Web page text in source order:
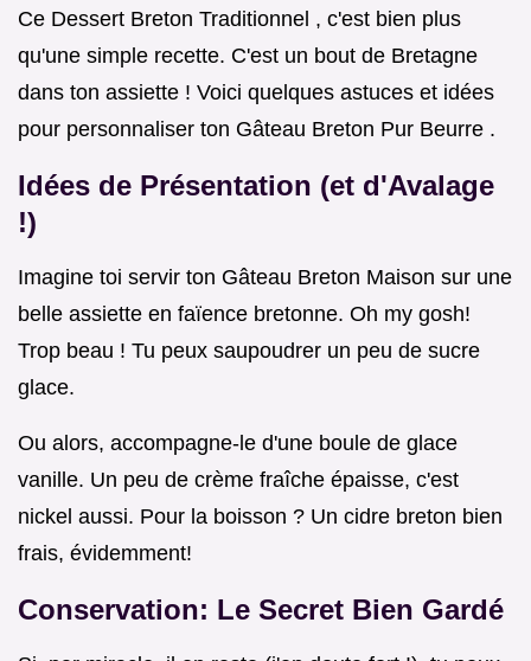
Ce Dessert Breton Traditionnel , c'est bien plus
qu'une simple recette. C'est un bout de Bretagne
dans ton assiette ! Voici quelques astuces et idées
pour personnaliser ton Gâteau Breton Pur Beurre .
Idées de Présentation (et d'Avalage
!)
Imagine toi servir ton Gâteau Breton Maison sur une
belle assiette en faïence bretonne. Oh my gosh!
Trop beau ! Tu peux saupoudrer un peu de sucre
glace.
Ou alors, accompagne-le d'une boule de glace
vanille. Un peu de crème fraîche épaisse, c'est
nickel aussi. Pour la boisson ? Un cidre breton bien
frais, évidemment!
Conservation: Le Secret Bien Gardé